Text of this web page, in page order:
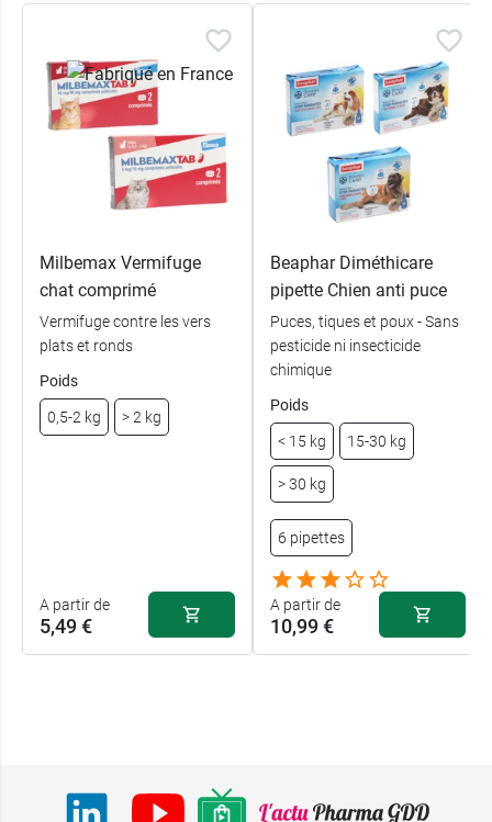
Milbemax Vermifuge
chat comprimé
Vermifuge contre les vers
plats et ronds
Poids
0,5-2 kg > 2 kg
A partir de
5,49 €
Beaphar Diméthicare
pipette Chien anti puce
Puces, tiques et poux - Sans
pesticide ni insecticide
chimique
Poids
< 15 kg 15-30 kg
> 30 kg
6 pipettes
A partir de
10,99 €